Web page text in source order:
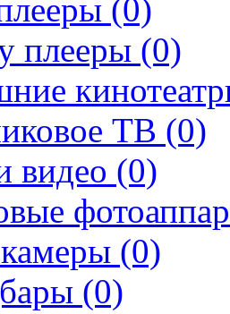
(0)
плееры (0)
ТВ (0)
видео (0)
(0)
(0)